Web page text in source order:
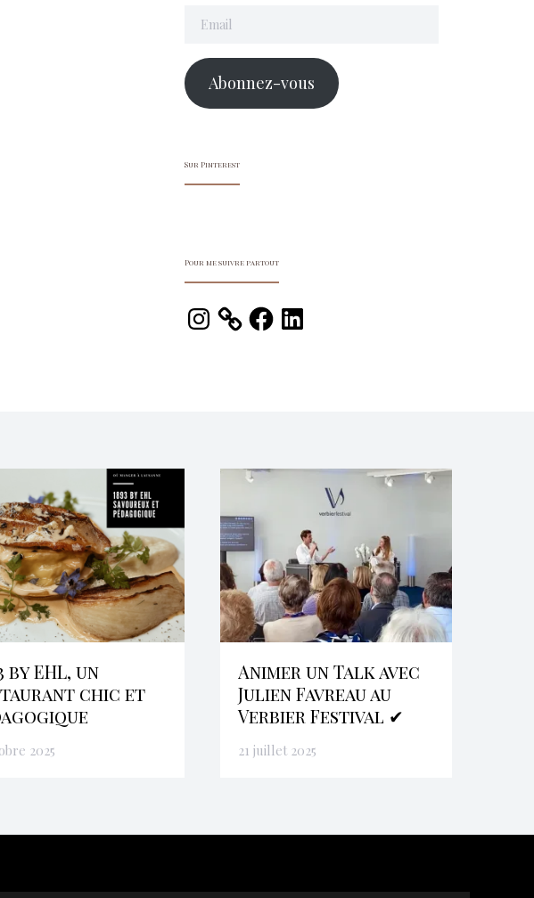
Abonnez-vous
Sur Pinterest
Pour me suivre partout
Instagram FacebookLinkedIn
by EHL, un
chic et
2025
Animer un Talk avec
Julien Favreau au
Verbier Festival ✔
21 juillet 2025